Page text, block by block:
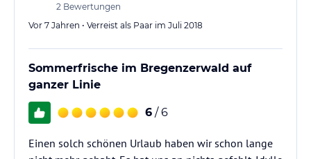
2 Bewertungen
Vor 7 Jahren • Verreist als Paar im Juli 2018
Sommerfrische im Bregenzerwald auf
ganzer Linie
6 / 6
Einen solch schönen Urlaub haben wir schon lange